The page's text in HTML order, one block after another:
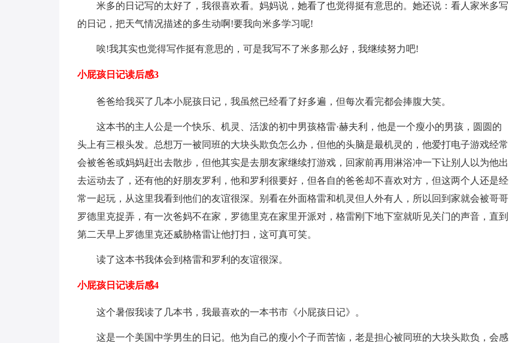
米多的日记写的太好了，我很喜欢看。妈妈说，她看了也觉得挺有意思的。她还说：看人家米多写
的日记，把天气情况描述的多生动啊!要我向米多学习呢!
唉!我其实也觉得写作挺有意思的，可是我写不了米多那么好，我继续努力吧!
小屁孩日记读后感3
爸爸给我买了几本小屁孩日记，我虽然已经看了好多遍，但每次看完都会捧腹大笑。
这本书的主人公是一个快乐、机灵、活泼的初中男孩格雷·赫夫利，他是一个瘦小的男孩，圆圆的
头上有三根头发。总想万一被同班的大块头欺负怎么办，但他的头脑是最机灵的，他爱打电子游戏经常
会被爸爸或妈妈赶出去散步，但他其实是去朋友家继续打游戏，回家前再用淋浴冲一下让别人以为他出
去运动去了，还有他的好朋友罗利，他和罗利很要好，但各自的爸爸却不喜欢对方，但这两个人还是经
常一起玩，从这里我看到他们的友谊很深。别看在外面格雷和机灵但人外有人，所以回到家就会被哥哥
罗德里克捉弄，有一次爸妈不在家，罗德里克在家里开派对，格雷刚下地下室就听见关门的声音，直到
第二天早上罗德里克还威胁格雷让他打扫，这可真可笑。
读了这本书我体会到格雷和罗利的友谊很深。
小屁孩日记读后感4
这个暑假我读了几本书，我最喜欢的一本书市《小屁孩日记》。
这是一个美国中学男生的日记。他为自己的瘦小个子而苦恼，老是担心被同班的大块头欺负，会感